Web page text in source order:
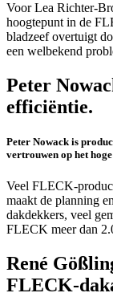
Voor Lea Richter-
hoogtepunt in de
bladzeef overtuigt
een welbekend
Peter
efficiëntie.
Peter Nowack is
vertrouwen op het
Veel FLECK-
maakt de planning
dakdekkers, veel
FLECK meer dan
René
FLECK-